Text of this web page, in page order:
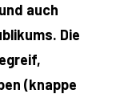
auch
Die
(knappe